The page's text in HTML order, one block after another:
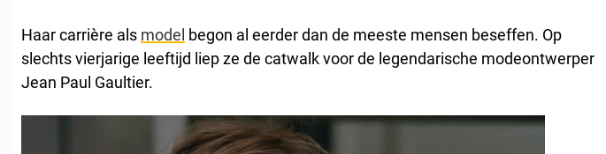
Haar carrière als model begon al eerder dan de meeste mensen beseffen. Op
slechts vierjarige leeftijd liep ze de catwalk voor de legendarische modeontwerper
Jean Paul Gaultier.